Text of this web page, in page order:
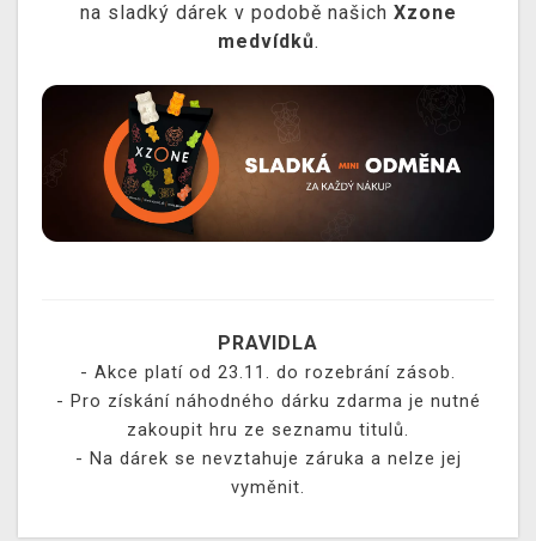
na sladký dárek v podobě našich Xzone
medvídků.
PRAVIDLA
- Akce platí od 23.11. do rozebrání zásob.
- Pro získání náhodného dárku zdarma je nutné
zakoupit hru ze seznamu titulů.
- Na dárek se nevztahuje záruka a nelze jej
vyměnit.